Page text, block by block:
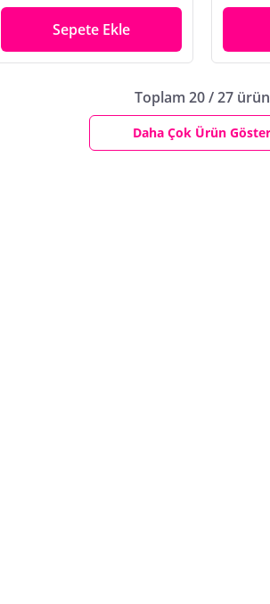
Sepete Ekle
Toplam 20 / 27 ürün
Daha Çok Ürün Göster